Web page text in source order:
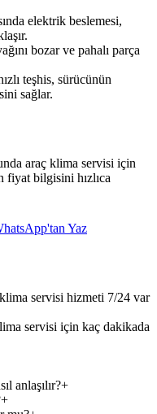
elektrik beslemesi,
bozar ve pahalı parça
teşhis, sürücünün
sağlar.
araç klima servisi için
fiyat bilgisini hızlıca
Yaz
servisi hizmeti 7/24 var
servisi için kaç dakikada
anlaşılır?+
+